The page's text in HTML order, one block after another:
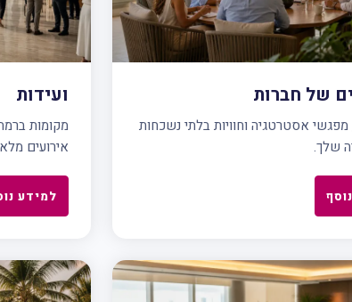
של חברות
מפגשי אסטרטגיה וחוויות בלתי נשכחות
שלך.
ועידות
מקומות
אירועים
למידע